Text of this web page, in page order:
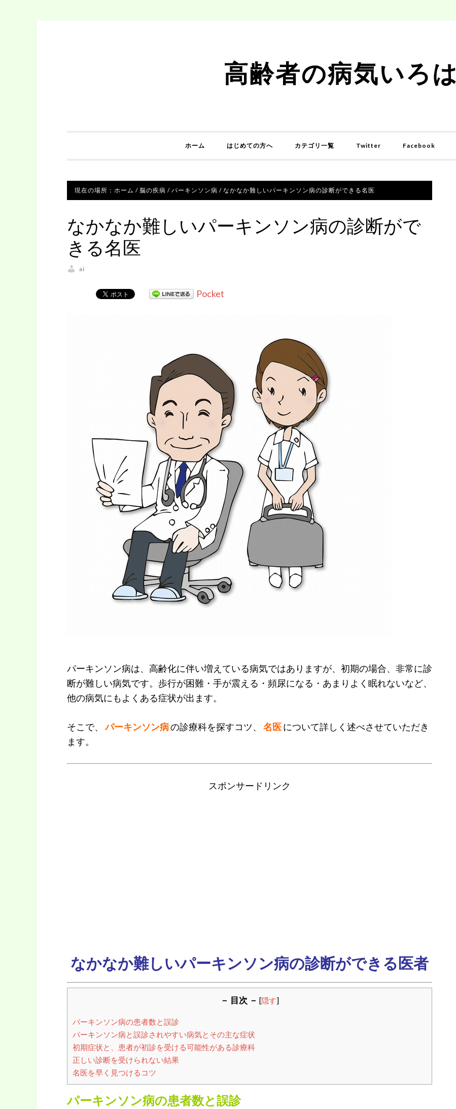
高齢者の病気いろは
ホーム はじめての方へ カテゴリ一覧 Twitter Facebook
現在の場所： ホーム / 脳の疾病 / パーキンソン病 / なかなか難しいパーキンソン病の診断ができる名医
なかなか難しいパーキンソン病の診断がで
きる名医
ai
Pocket
パーキンソン病は、高齢化に伴い増えている病気ではありますが、初期の場合、非常に診
断が難しい病気です。歩行が困難・手が震える・頻尿になる・あまりよく眠れないなど、
他の病気にもよくある症状が出ます。
そこで、パーキンソン病の診療科を探すコツ、 名医について詳しく述べさせていただき
ます。
スポンサードリンク
なかなか難しいパーキンソン病の診断ができる医者
－ 目次 － [隠す]
パーキンソン病の患者数と誤診
パーキンソン病と誤診されやすい病気とその主な症状
初期症状と、患者が初診を受ける可能性がある診療科
正しい診断を受けられない結果
名医を早く見つけるコツ
パーキンソン病の患者数と誤診